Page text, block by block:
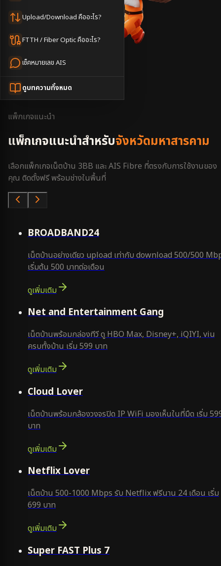
Upload/Download คืออะไร?
FTTH / Fiber Optic คืออะไร?
เช็คหมายเลข AIS
ดูบทความทั้งหมด
หน้าหลัก
3BB ใกล้ฉัน
มหาสารคาม
แพ็กเกจแนะนำ
แพ็กเกจแนะนำสำหรับจังหวัดมหาสารคาม
เลือกแพ็กเกจเน็ตบ้าน 3BB และ AIS Fibre ที่ตรงกับการใช้งานของ
คุณ ติดตั้งฟรี พร้อมช่างในพื้นที่
BROADBAND24
เน็ตบ้านอย่างเดียว upload เท่ากับ download 500/500
เริ่มต้น 500 บาทต่อเดือน
ดูเพิ่มเติม
Net and Entertainment Gang
เน็ตบ้านพร้อมกล่องทีวี ดู HBO Max, Disney+, iQIYI, viu
ครบทั้งบ้าน เริ่ม 599 บาท
ดูเพิ่มเติม
Cloud Lover
เน็ตบ้านพร้อมกล้องวงจรปิด IP WiFi มองเห็นในที่มืด เริ่ม
บาท
ดูเพิ่มเติม
Netflix Lover
เน็ตบ้าน 500-1000 Mbps รับ Netflix ฟรีนาน 24 เดือน เริ่ม
699 บาท
ดูเพิ่มเติม
Super FAST Plus 7